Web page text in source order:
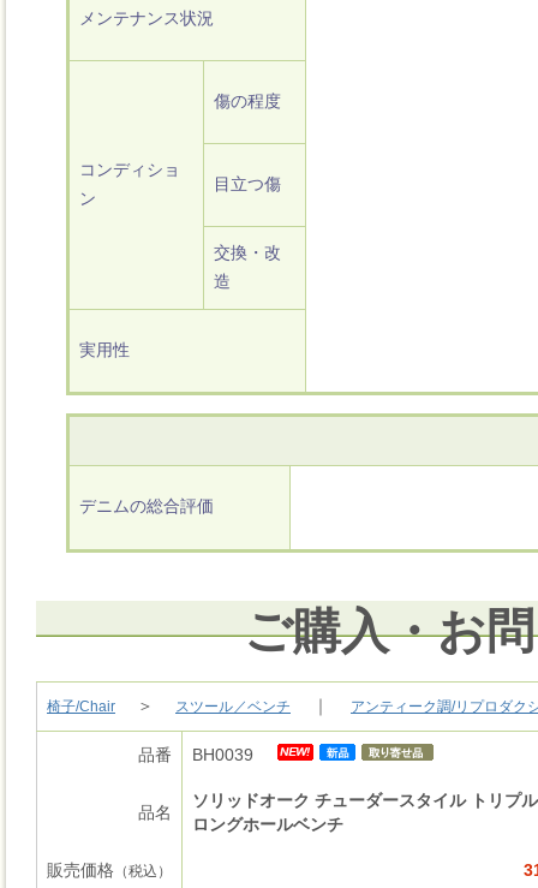
メンテナンス状況
コンディショ
ン
傷の程度
目立つ傷
交換・改
造
実用性
デニムの総合評価
ご購入・お
椅子/Chair ＞ スツール／ベンチ アンティーク調/リプロダク
品番 BH0039
品名
ソリッドオーク チューダースタイル トリプ
ロングホールベンチ
販売価格 （税込）